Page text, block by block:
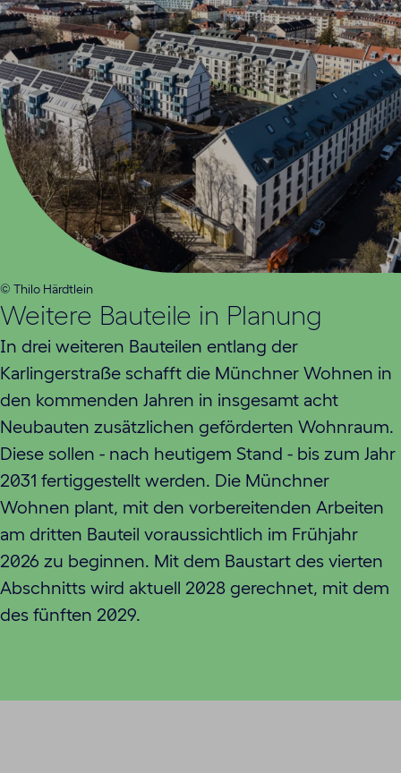
Weitere Bauteile in Planung
In drei weiteren Bauteilen entlang der
Karlingerstraße schafft die Münchner Wohnen in
den kommenden Jahren in insgesamt acht
Neubauten zusätzlichen geförderten Wohnraum.
Diese sollen - nach heutigem Stand - bis zum Jahr
2031 fertiggestellt werden. Die Münchner
Wohnen plant, mit den vorbereitenden Arbeiten
am dritten Bauteil voraussichtlich im Frühjahr
2026 zu beginnen. Mit dem Baustart des vierten
Abschnitts wird aktuell 2028 gerechnet, mit dem
des fünften 2029.
© Thilo Härdtlein